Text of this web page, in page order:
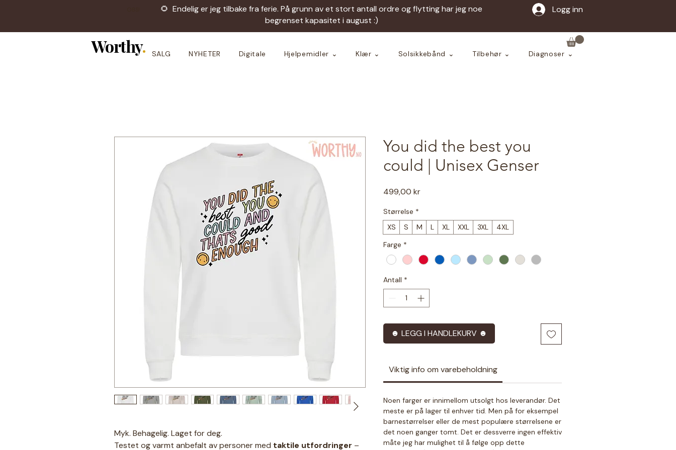
🌻 Endelig er jeg tilbake fra ferie. På grunn av et stort antall ordre og flytting har jeg noe
begrenset kapasitet i august :)
Logg inn
Worthy. SALG NYHETER Digitale Hjelpemidler ⌄ Klær ⌄ Solsikkebånd ⌄ Tilbehør ⌄ Diagnoser ⌄
Myk. Behagelig. Laget for deg.
Testet og varmt anbefalt av personer med taktile utfordringer –
You did the best you
could | Unisex Genser
499,00 krPris
Størrelse *
XS
S M L XL XXL 3XL
4XL
Farge *
Antall *
☻ LEGG I HANDLEKURV ☻
Viktig info om varebeholdning
Noen farger er innimellom utsolgt hos leverandør. Det
meste er på lager til enhver tid. Men på for eksempel
barnestørrelser eller de mest populære størrelsene er
det noen ganger tomt. Det er dessverre ingen effektiv
måte jeg har mulighet til å følge opp dette